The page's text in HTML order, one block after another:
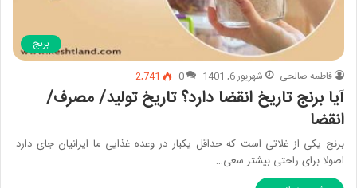
برنج
فاطمه صالحی شهریور 6, 1401 0
2,741
آیا برنج تاریخ انقضا دارد؟ تاریخ تولید/ مصرف/
انقضا
برنج یکی از غلاتی است که حداقل یکبار در وعده غذایی ما ایرانیان جای دارد.
اصولا برای راحتی بیشتر سعی…